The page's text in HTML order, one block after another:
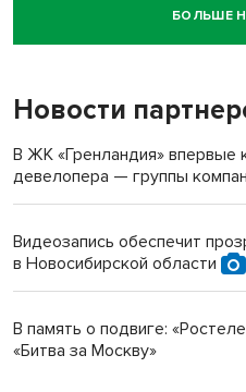
Новосибирский суд наказал
пенсионерки на вокзале
БОЛЬШЕ
Новости
В ЖК «Гренландия» впервые
девелопера — группы
Видеозапись обеспечит
в Новосибирской области
В память о подвиге:
«Битва за Москву»